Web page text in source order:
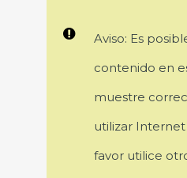
Aviso: Es
contenido en
muestre
utilizar
favor utilice